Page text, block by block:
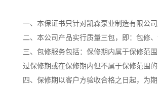
一、本保证书只针对凯森泵业制造有限公
二、本公司产品实行质量三包，即：包修
三、包修服务包括：保修期内属于保修范
过保修期或在保修期内但不属于保修范围的
四、保修期以客户方验收合格之日起，为